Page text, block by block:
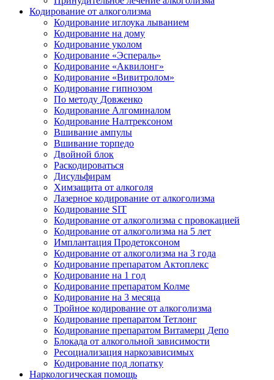
Кодирование от алкоголизма
Кодирование иглоука лыванием
Кодирование на дому
Кодирование уколом
Кодирование «Эспераль»
Кодирование «Аквилонг»
Кодирование «Вивитролом»
Кодирование гипнозом
По методу Довженко
Кодирование Алгоминалом
Кодирование Налтрексоном
Вшивание ампулы
Вшивание торпедо
Двойной блок
Раскодироваться
Дисульфирам
Химзащита от алкоголя
Лазерное кодирование от алкоголизма
Кодирование SIT
Кодирование от алкоголизма с провокацией
Кодирование от алкоголизма на 5 лет
Имплантация Продетоксоном
Кодирование от алкоголизма на 3 года
Кодирование препаратом Актоплекс
Кодирование на 1 год
Кодирование препаратом Колме
Кодирование на 3 месяца
Тройное кодирование от алкоголизма
Кодирование препаратом Тетлонг
Кодирование препаратом Витамерц Депо
Блокада от алкогольной зависимости
Ресоциализация наркозависимых
Кодирование под лопатку
Наркологическая помощь